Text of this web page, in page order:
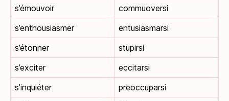
s’émouvoir
commuoversi
s’enthousiasmer
entusiasmarsi
s’étonner
stupirsi
s’exciter
eccitarsi
s’inquiéter
preoccuparsi